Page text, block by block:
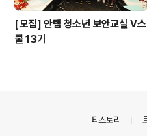
[모집] 안랩 청소년 보안교실 V스
쿨 13기
티스토리